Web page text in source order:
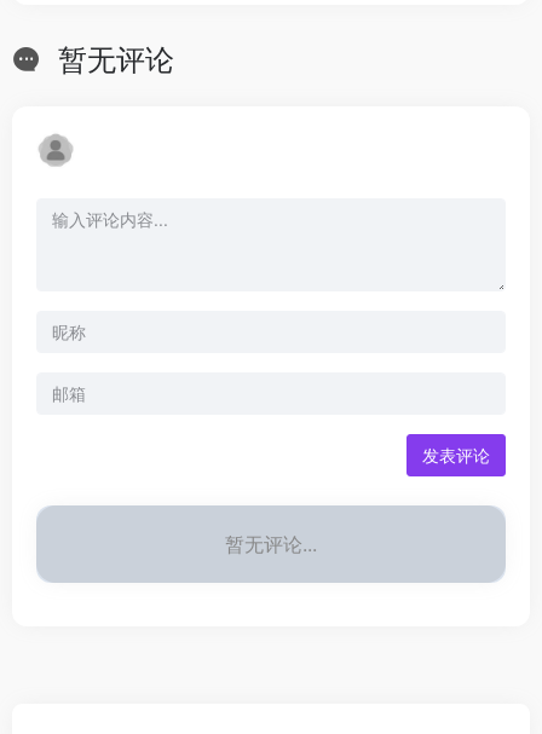
暂无评论
发表评论
暂无评论...